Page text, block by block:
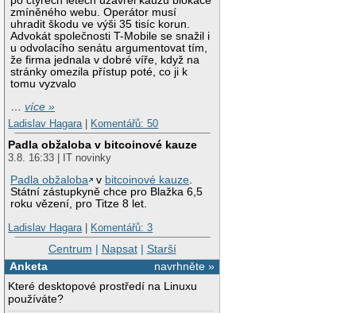
zmíněného webu. Operátor musí
uhradit škodu ve výši 35 tisíc korun.
Advokát společnosti T-Mobile se snažil i
u odvolacího senátu argumentovat tím,
že firma jednala v dobré víře, když na
stránky omezila přístup poté, co ji k
tomu vyzvalo
…více »
Ladislav Hagara| Komentářů: 50
Padla obžaloba v bitcoinové kauze
3.8. 16:33 | IT novinky
Padla obžaloba
v bitcoinové kauze.
Státní zástupkyně chce pro Blažka 6,5
roku vězení, pro Titze 8 let.
Ladislav Hagara| Komentářů: 3
Centrum | Napsat| Starší
navrhněte »
Anketa
Které desktopové prostředí na Linuxu
používáte?